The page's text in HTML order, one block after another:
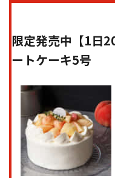
限定発売中【1日
ートケーキ5号